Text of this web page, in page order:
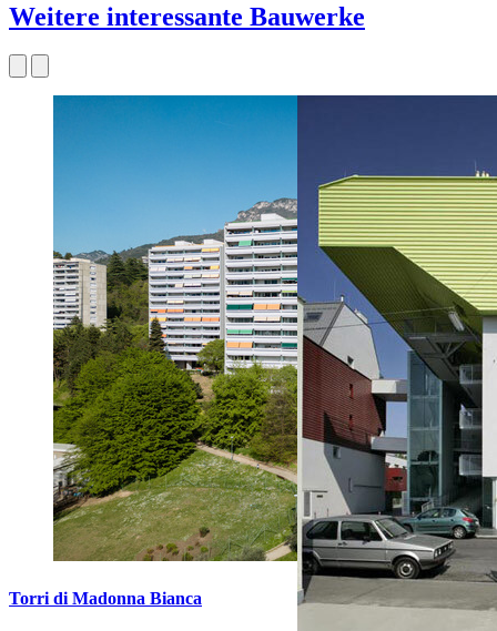
Weitere interessante Bauwerke
Torri di Madonna Bianca